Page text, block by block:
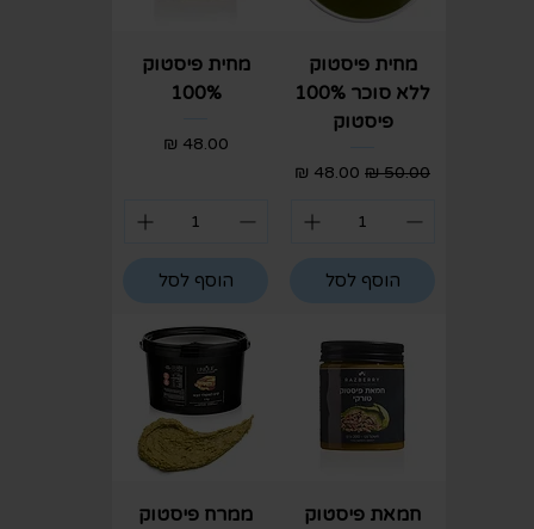
מחית פיסטוק
ללא סוכר 100%
פיסטוק
מחיר רגיל מחיר מבצע
הוסף לסל
מחית פיסטוק
100%
מחיר
הוסף לסל
חמאת פיסטוק
ממרח פיסטוק